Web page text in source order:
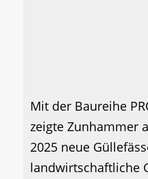
Mit der Baureihe
zeigte Zunhammer
2025 neue
landwirtschaftliche